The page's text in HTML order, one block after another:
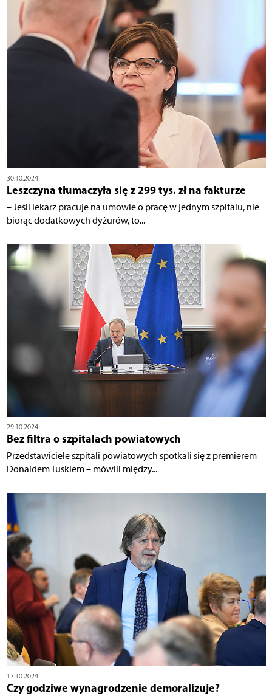
30.10.2024
Leszczyna tłumaczyła się z 299 tys. zł na fakturze
– Jeśli lekarz pracuje na umowie o pracę w jednym szpitalu, nie
biorąc dodatkowych dyżurów, to...
29.10.2024
Bez filtra o szpitalach powiatowych
Przedstawiciele szpitali powiatowych spotkali się z premierem
Donaldem Tuskiem – mówili między...
17.10.2024
Czy godziwe wynagrodzenie demoralizuje?